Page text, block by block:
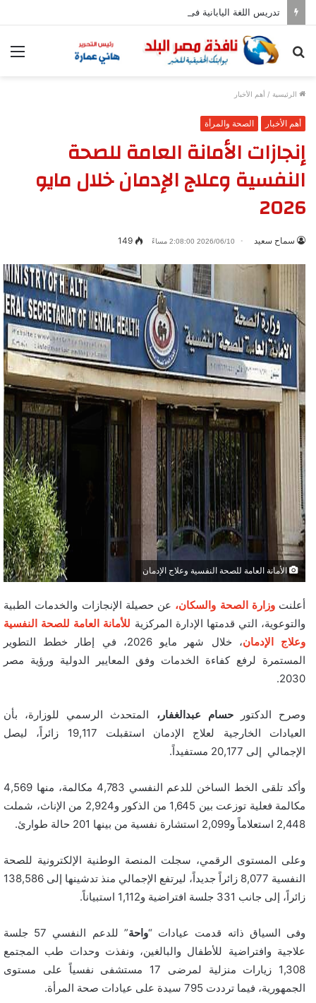
تدريس اللغة اليابانية فى المدارس بدءا من العام المقبل
بحث
الرئيسية / أهم الأخبار
أهم الأخبار الصحة والمرأة
إنجازات الأمانة العامة للصحة
النفسية وعلاج الإدمان خلال مايو
2026
سماح سعيد 2026/06/10 2:08:00 مساءً 149
الأمانة العامة للصحة النفسية وعلاج الإدمان
أعلنتوزارة الصحة والسكان، عن حصيلة الإنجازات والخدمات الطبية
والتوعوية، التي قدمتها الإدارة المركزية للأمانة العامة للصحة النفسية
وعلاج الإدمان
، خلال شهر مايو 2026، في إطار خطط التطوير
المستمرة لرفع كفاءة الخدمات وفق المعايير الدولية ورؤية مصر
2030.
وصرح الدكتورحسام عبدالغفار، المتحدث الرسمي للوزارة، بأن
العيادات الخارجية لعلاج الإدمان استقبلت 19,117 زائراً، ليصل
الإجمالي إلى 20,177 مستفيداً.
وأكد تلقى الخط الساخن للدعم النفسي 4,783 مكالمة، منها 4,569
مكالمة فعلية توزعت بين 1,645 من الذكور و2,924 من الإناث، شملت
2,448 استعلاماً و2,099 استشارة نفسية من بينها 201 حالة طوارئ.
وعلى المستوى الرقمي، سجلت المنصة الوطنية الإلكترونية للصحة
النفسية 8,077 زائراً جديداً، ليرتفع الإجمالي منذ تدشينها إلى 138,586
زائراً، إلى جانب 331 جلسة افتراضية و1,112 استبياناً.
وفى السياق ذاته قدمت عيادات “واحة
” للدعم النفسي 57 جلسة
علاجية وافتراضية للأطفال والبالغين، ونفذت وحدات طب المجتمع
1,308 زيارات منزلية لمرضى 17 مستشفى نفسياً على مستوى
الجمهورية، فيما ترددت 795 سيدة على عيادات صحة المرأة.